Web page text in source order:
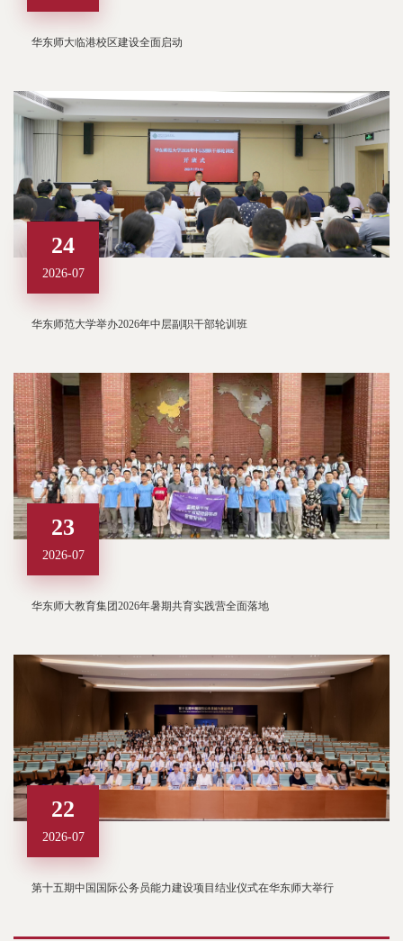
华东师大临港校区建设全面启动
24
2026-07
华东师范大学举办2026年中层副职干部轮训班
23
2026-07
华东师大教育集团2026年暑期共育实践营全面落地
22
2026-07
第十五期中国国际公务员能力建设项目结业仪式在华东师大举行